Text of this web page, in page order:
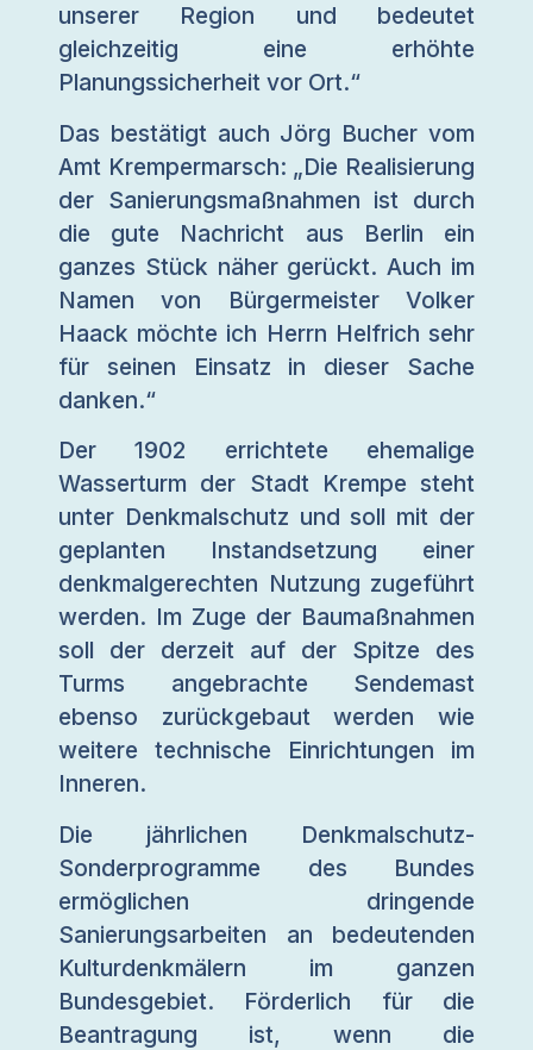
unserer Region und bedeutet
gleichzeitig eine erhöhte
Planungssicherheit vor Ort.“
Das bestätigt auch Jörg Bucher vom
Amt Krempermarsch: „Die Realisierung
der Sanierungsmaßnahmen ist durch
die gute Nachricht aus Berlin ein
ganzes Stück näher gerückt. Auch im
Namen von Bürgermeister Volker
Haack möchte ich Herrn Helfrich sehr
für seinen Einsatz in dieser Sache
danken.“
Der 1902 errichtete ehemalige
Wasserturm der Stadt Krempe steht
unter Denkmalschutz und soll mit der
geplanten Instandsetzung einer
denkmalgerechten Nutzung zugeführt
werden. Im Zuge der Baumaßnahmen
soll der derzeit auf der Spitze des
Turms angebrachte Sendemast
ebenso zurückgebaut werden wie
weitere technische Einrichtungen im
Inneren.
Die jährlichen Denkmalschutz-
Sonderprogramme des Bundes
ermöglichen dringende
Sanierungsarbeiten an bedeutenden
Kulturdenkmälern im ganzen
Bundesgebiet. Förderlich für die
Beantragung ist, wenn die